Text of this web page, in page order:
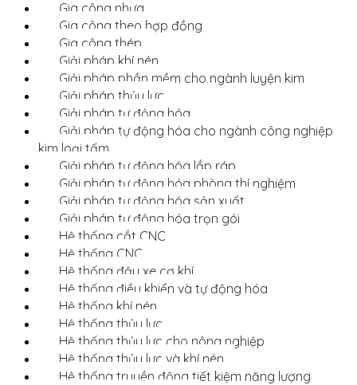
Gia công nhựa
Gia công theo hợp đồng
Gia công thép
Giải pháp khí nén
Giải pháp phần mềm cho ngành luyện kim
Giải pháp thủy lực
Giải pháp tự động hóa
Giải pháp tự động hóa cho ngành công nghiệp
kim loại tấm
Giải pháp tự động hóa lắp ráp
Giải pháp tự động hóa phòng thí nghiệm
Giải pháp tự động hóa sản xuất
Giải pháp tự động hóa trọn gói
Hệ thống cắt CNC
Hệ thống CNC
Hệ thống đậu xe cơ khí
Hệ thống điều khiển và tự động hóa
Hệ thống khí nén
Hệ thống thủy lực
Hệ thống thủy lực cho nông nghiệp
Hệ thống thủy lực và khí nén
Hệ thống truyền động tiết kiệm năng lượng